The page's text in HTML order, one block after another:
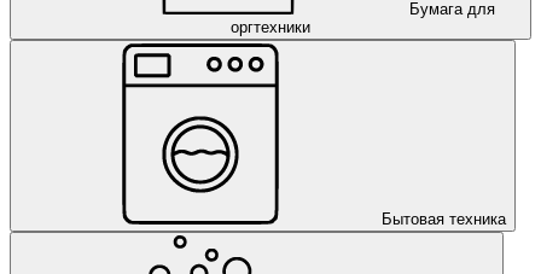
Бумага для
оргтехники
Бытовая техника